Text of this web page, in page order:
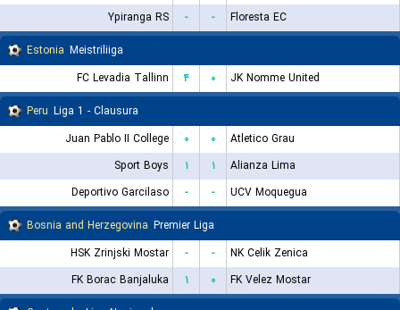
Ypiranga RS
- -
Floresta EC
Estonia Meistriliiga
FC Levadia Tallinn
۴ ۰
JK Nomme United
Peru Liga 1 - Clausura
Juan Pablo II College
۰ ۰
Atletico Grau
Sport Boys
۱ ۱
Alianza Lima
Deportivo Garcilaso
- -
UCV Moquegua
Bosnia and Herzegovina Premier Liga
HSK Zrinjski Mostar
- -
NK Celik Zenica
FK Borac Banjaluka
۱ ۰
FK Velez Mostar